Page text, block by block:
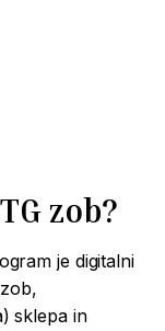
zob?
je digitalni
sklepa in